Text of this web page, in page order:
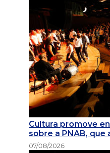
Cultura promove
sobre a PNAB, que
07/08/2026